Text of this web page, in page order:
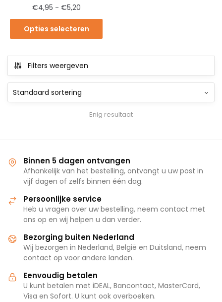
€4,95 - €5,20
Opties selecteren
Filters weergeven
Enig resultaat
Binnen 5 dagen ontvangen
Afhankelijk van het bestelling, ontvangt u uw post in
vijf dagen of zelfs binnen één dag.
Persoonlijke service
Heb u vragen over uw bestelling, neem contact met
ons op en wij helpen u dan verder.
Bezorging buiten Nederland
Wij bezorgen in Nederland, België en Duitsland, neem
contact op voor andere landen.
Eenvoudig betalen
U kunt betalen met iDEAL, Bancontact, MasterCard,
Visa en Sofort. U kunt ook overboeken.